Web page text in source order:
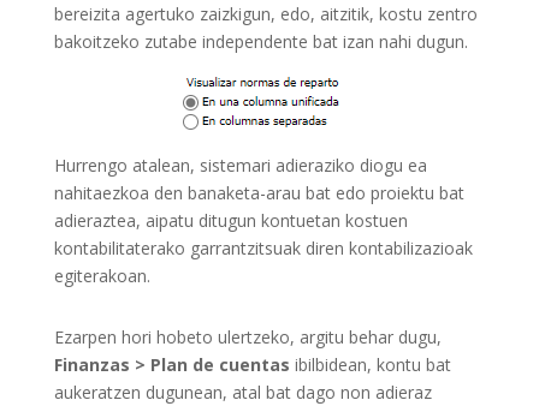
bereizita agertuko zaizkigun, edo, aitzitik, kostu zentro
bakoitzeko zutabe independente bat izan nahi dugun.
Hurrengo atalean, sistemari adieraziko diogu ea
nahitaezkoa den banaketa-arau bat edo proiektu bat
adieraztea, aipatu ditugun kontuetan kostuen
kontabilitaterako garrantzitsuak diren kontabilizazioak
egiterakoan.
Ezarpen hori hobeto ulertzeko, argitu behar dugu,
Finanzas > Plan de cuentas ibilbidean, kontu bat
aukeratzen dugunean, atal bat dago non adieraz